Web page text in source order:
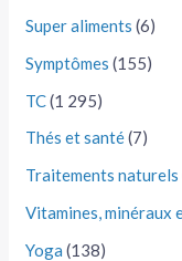
Super aliments (6)
Symptômes (155)
TC(1 295)
Thés et santé(7)
Traitements naturels
Vitamines, minéraux
Yoga (138)